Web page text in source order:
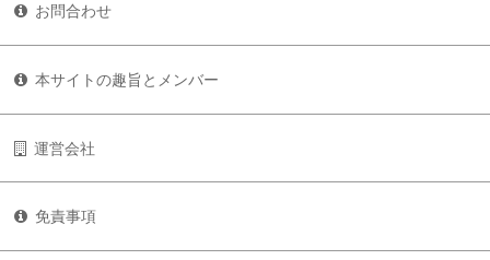
お問合わせ
本サイトの趣旨とメンバー
運営会社
免責事項